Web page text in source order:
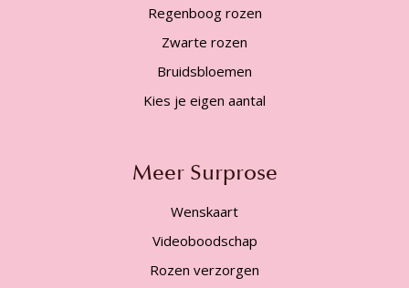
Regenboog rozen
Zwarte rozen
Bruidsbloemen
Kies je eigen aantal
Meer Surprose
Wenskaart
Videoboodschap
Rozen verzorgen